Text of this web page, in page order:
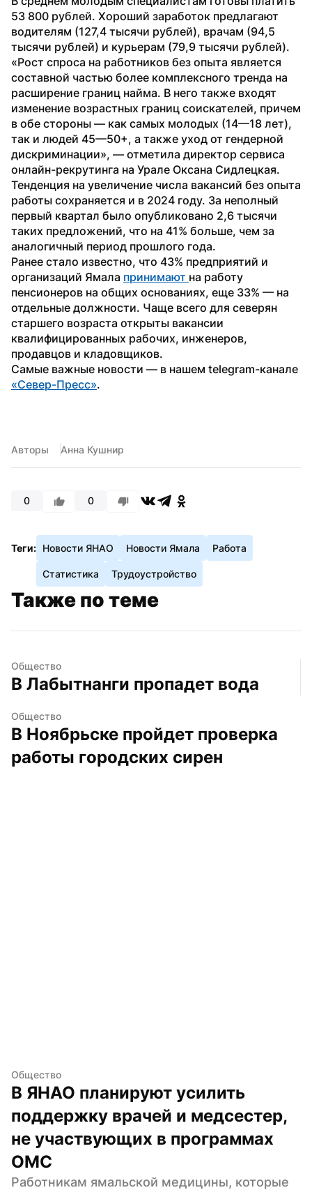
53 800 рублей. Хороший заработок предлагают
водителям (127,4 тысячи рублей), врачам (94,5
тысячи рублей) и курьерам (79,9 тысячи рублей).
«Рост спроса на работников без опыта является
составной частью более комплексного тренда на
расширение границ найма. В него также входят
изменение возрастных границ соискателей, причем
в обе стороны — как самых молодых (14—18 лет),
так и людей 45—50+, а также уход от гендерной
дискриминации», — отметила директор сервиса
онлайн-рекрутинга на Урале Оксана Сидлецкая.
Тенденция на увеличение числа вакансий без опыта
работы сохраняется и в 2024 году. За неполный
первый квартал было опубликовано 2,6 тысячи
таких предложений, что на 41% больше, чем за
аналогичный период прошлого года.
Ранее стало известно, что 43% предприятий и
организаций Ямала принимают на работу
пенсионеров на общих основаниях, еще 33% — на
отдельные должности. Чаще всего для северян
старшего возраста открыты вакансии
квалифицированных рабочих, инженеров,
продавцов и кладовщиков.
«Север-Пресс».
Авторы Анна Кушнир
0 0
Теги: Новости ЯНАО Новости Ямала Работа
Статистика Трудоустройство
Также по теме
Общество
В Лабытнанги пропадет вода
Общество
В Ноябрьске пройдет проверка
работы городских сирен
Общество
В ЯНАО планируют усилить
поддержку врачей и медсестер,
не участвующих в программах
ОМС
Работникам ямальской медицины, которые